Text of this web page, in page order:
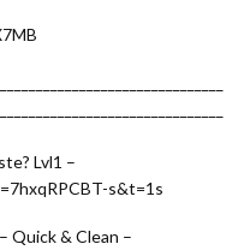
Lvl1 –
s&t=1s
Quick & Clean –